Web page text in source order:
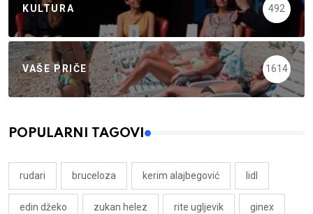
KULTURA 492
VAŠE PRIČE 1614
POPULARNI TAGOVI
rudari bruceloza kerim alajbegović lidl
edin džeko zukan helez rite ugljevik ginex